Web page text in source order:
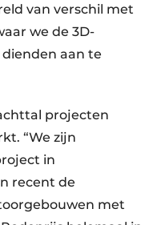
van verschil met
we de 3D-
aan te
projecten
“We zijn
in
recent de
met